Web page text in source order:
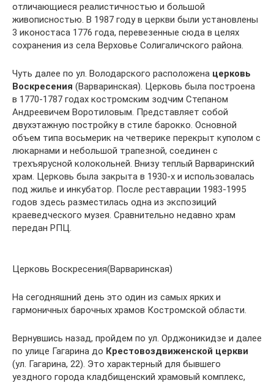
отличающиеся реалистичностью и большой
живописностью. В 1987 году в церкви были установлены
3 иконостаса 1776 года, перевезенные сюда в целях
сохранения из села Верховье Солигаличского района.
Чуть далее по ул. Володарского расположена церковь
Воскресения (Варваринская). Церковь была построена
в 1770-1787 годах костромским зодчим Степаном
Андреевичем Воротиловым. Представляет собой
двухэтажную постройку в стиле барокко. Основной
объем типа восьмерик на четверике перекрыт куполом с
люкарнами и небольшой трапезной, соединен с
трехъярусной колокольней. Внизу теплый Варваринский
храм. Церковь была закрыта в 1930-х и использовалась
под жилье и инкубатор. После реставрации 1983-1995
годов здесь разместилась одна из экспозиций
краеведческого музея. Сравнительно недавно храм
передан РПЦ.
Церковь Воскресения(Варваринская)
На сегодняшний день это один из самых ярких и
гармоничных барочных храмов Костромской области.
Вернувшись назад, пройдем по ул. Орджоникидзе и далее
по улице Гагарина до Крестовоздвиженской церкви
(ул. Гагарина, 22). Это характерный для бывшего
уездного города кладбищенский храмовый комплекс,